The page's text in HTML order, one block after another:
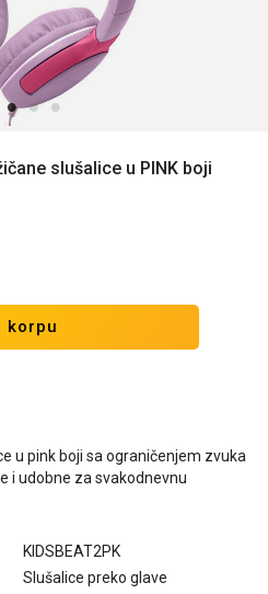
slušalice u PINK boji
korpu
u pink boji sa ograničenjem zvuka
i udobne za svakodnevnu
KIDSBEAT2PK
Slušalice preko glave